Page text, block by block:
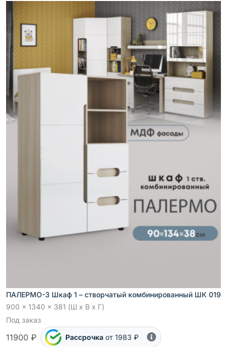
ПАЛЕРМО-3 Шкаф 1 – створчатый комбинированный ШК 019
900 x 1340 x 381 (Ш x В x Г)
Под заказ
11900 ₽ Рассрочка от 1983 ₽